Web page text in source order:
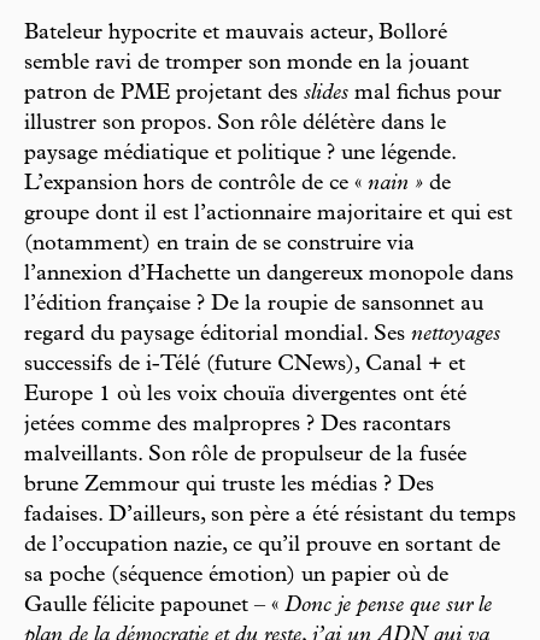
Bateleur hypocrite et mauvais acteur, Bolloré
semble ravi de tromper son monde en la jouant
patron de PME projetant des slides mal fichus pour
illustrer son propos. Son rôle délétère dans le
paysage médiatique et politique ? une légende.
L’expansion hors de contrôle de ce « nain » de
groupe dont il est l’actionnaire majoritaire et qui est
(notamment) en train de se construire via
l’annexion d’Hachette un dangereux monopole dans
l’édition française ? De la roupie de sansonnet au
regard du paysage éditorial mondial. Ses nettoyages
successifs de i-Télé (future CNews), Canal + et
Europe 1 où les voix chouïa divergentes ont été
jetées comme des malpropres ? Des racontars
malveillants. Son rôle de propulseur de la fusée
brune Zemmour qui truste les médias ? Des
fadaises. D’ailleurs, son père a été résistant du temps
de l’occupation nazie, ce qu’il prouve en sortant de
sa poche (séquence émotion) un papier où de
Gaulle félicite papounet – « Donc je pense que sur le